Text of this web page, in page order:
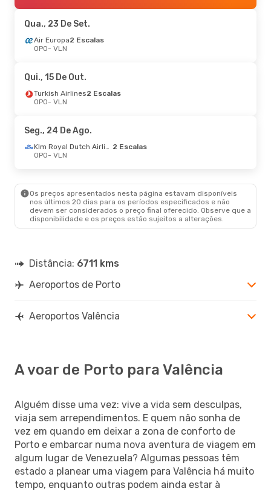
VLN- OPO
Sáb., 5 De Set.- Sáb., 12 De Set.
Copa Airlines2 Escalas
VLN- OPO
Qua., 23 De Set.
Air Europa2 Escalas
OPO- VLN
Qui., 15 De Out.
Turkish Airlines2 Escalas
OPO- VLN
Seg., 24 De Ago.
Klm Royal Dutch Airlines 2 Escalas
OPO- VLN
Os preços apresentados nesta página estavam disponíveis
nos últimos 20 dias para os períodos especificados e não
devem ser considerados o preço final oferecido. Observe que a
disponibilidade e os preços estão sujeitos a alterações.
Distância: 6711 kms
Aeroportos de Porto
Aeroportos Valência
A voar de Porto para Valência
Alguém disse uma vez: vive a vida sem desculpas,
viaja sem arrependimentos. E quem não sonha de
vez em quando em deixar a zona de conforto de
Porto e embarcar numa nova aventura de viagem em
algum lugar de Venezuela? Algumas pessoas têm
estado a planear uma viagem para Valência há muito
tempo, enquanto outras podem ainda estar à